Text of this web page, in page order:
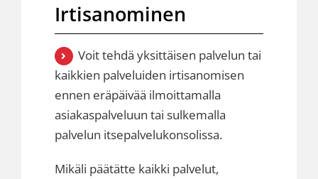
Irtisanominen
Voit tehdä yksittäisen palvelun tai
kaikkien palveluiden irtisanomisen
ennen eräpäivää ilmoittamalla
asiakaspalveluun tai sulkemalla
palvelun itsepalvelukonsolissa.
Mikäli päätätte kaikki palvelut,